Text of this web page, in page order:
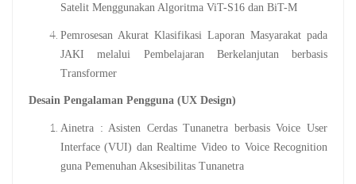
Satelit Menggunakan Algoritma ViT-S16 dan BiT-M
Pemrosesan Akurat Klasifikasi Laporan Masyarakat pada
JAKI melalui Pembelajaran Berkelanjutan berbasis
Transformer
Desain Pengalaman Pengguna (UX Design)
Ainetra : Asisten Cerdas Tunanetra berbasis Voice User
Interface (VUI) dan Realtime Video to Voice Recognition
guna Pemenuhan Aksesibilitas Tunanetra